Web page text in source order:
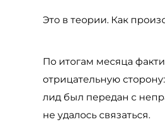
Это в теории. Как
По итогам месяца
отрицательную
лид был передан с
не удалось связаться.